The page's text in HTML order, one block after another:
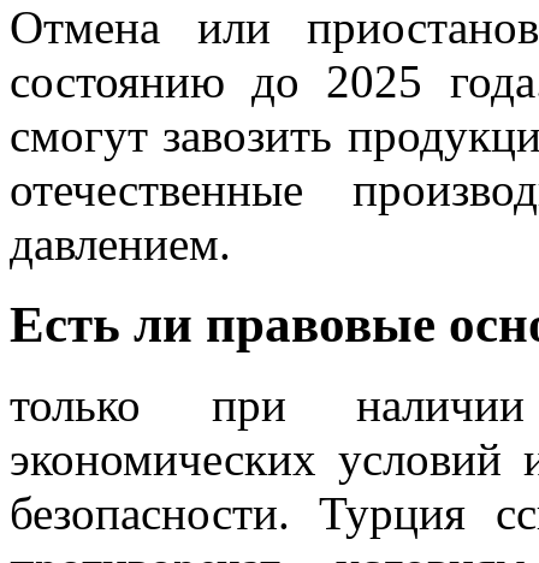
Отмена или
состоянию до 2025
смогут завозить
отечественные
давлением.
Есть ли правовые
только при наличии
экономических условий
безопасности. Турция